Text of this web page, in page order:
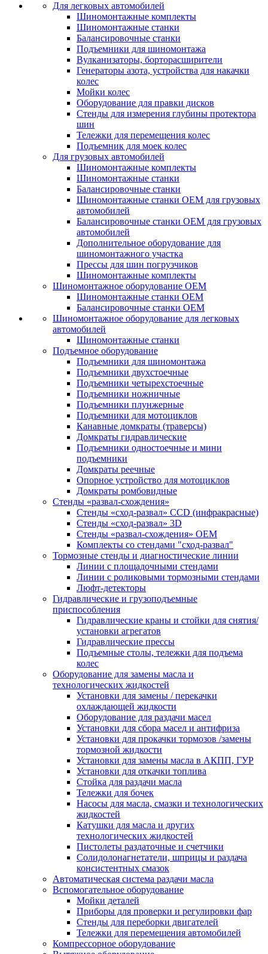
Для легковых автомобилей
Шиномонтажные комплекты
Шиномонтажные станки
Балансировочные станки
Подъемники для шиномонтажа
Вулканизаторы, борторасширители
Генераторы азота, устройства для накачки
колес
Мойки колес
Оборудование для правки дисков
Стенды для измерения глубины протектора
шин
Тележки для перемещения колес
Подъемник для моек колеc
Для грузовых автомобилей
Шиномонтажные комплекты
Шиномонтажные станки
Балансировочные станки
Шиномонтажные станки ОЕМ для грузовых
автомобилей
Балансировочные станки ОЕМ для грузовых
автомобилей
Дополнительное оборудование для
шиномонтажного участка
Прессы для шин погрузчиков
Шиномонтажные комплекты
Шиномонтажное оборудование ОЕМ
Шиномонтажные станки ОЕМ
Балансировочные станки ОЕМ
Шиномонтажное оборудование для легковых
автомобилей
Шиномонтажные станки
Подъемное оборудование
Подъемники для шиномонтажа
Подъемники двухстоечные
Подъемники четырехстоечные
Подъемники ножничные
Подъемники плунжерные
Подъемники для мотоциклов
Канавные домкраты (траверсы)
Домкраты гидравлические
Подъемники одностоечные и мини
подъемники
Домкраты реечные
Опорное устройство для мотоциклов
Домкраты ромбовидные
Стенды «развал-схождения»
Стенды «сход-развал» CCD (инфракрасные)
Стенды «сход-развал» 3D
Стенды «развал-схождения» ОЕМ
Комплекты со стендами "сход-развал"
Тормозные стенды и диагностические линии
Линии с площадочными стендами
Линии с роликовыми тормозными стендами
Люфт-детекторы
Гидравлические и грузоподъемные
приспособления
Гидравлические краны и стойки для снятия/
установки агрегатов
Гидравлические прессы
Подъемные столы, тележки для подъема
колес
Оборудование для замены масла и
технологических жидкостей
Установки для замены / перекачки
охлаждающей жидкости
Оборудование для раздачи масел
Установки для сбора масел и антифриза
Установки для прокачки тормозов /замены
тормозной жидкости
Установки для замены масла в АКПП, ГУР
Установки для откачки топлива
Стойка для раздачи масла
Тележки для бочек
Насосы для масла, смазки и технологических
жидкостей
Катушки для масла и других
технологических жидкостей
Пистолеты раздаточные и счетчики
Солидолонагнетатели, шприцы и раздача
консистентных смазок
Автоматическая система раздачи масла
Вспомогательное оборудование
Мойки деталей
Приборы для проверки и регулировки фар
Стенды для переборки двигателей
Тележки для перемещения автомобилей
Компрессорное оборудование